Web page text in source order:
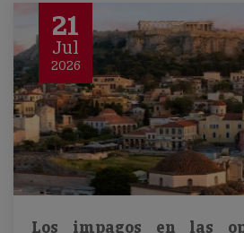
21
Jul
2026
Los impagos en las